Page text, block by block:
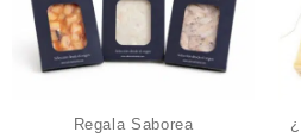
Regala Saborea